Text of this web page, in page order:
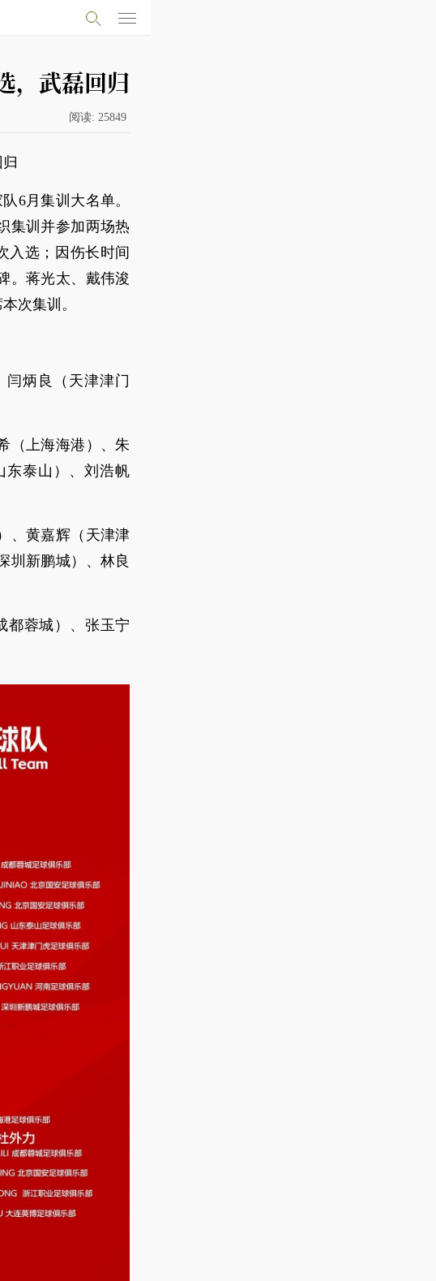
，武磊回归
阅读: 25849
6月集训大名单。
集训并参加两场热
入选；因伤长时间
。蒋光太、戴伟浚
次集训。
炳良（天津津门
（上海海港）、朱
东泰山）、刘浩帆
、黄嘉辉（天津津
圳新鹏城）、林良
都蓉城）、张玉宁